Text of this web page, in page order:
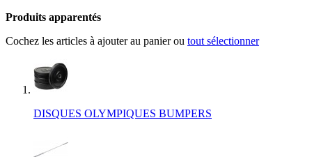
Produits apparentés
Cochez les articles à ajouter au panier ou tout sélectionner
DISQUES OLYMPIQUES BUMPERS